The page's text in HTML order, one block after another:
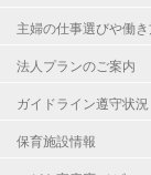
主婦の仕事選びや働
法人プランのご案内
ガイドライン遵守状況
保育施設情報